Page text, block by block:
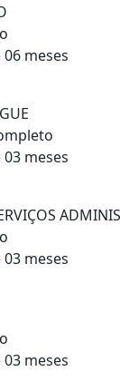
meses
meses
meses
meses